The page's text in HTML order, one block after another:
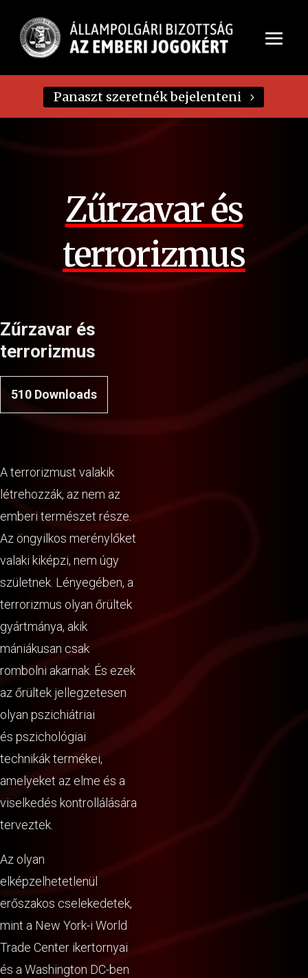
Panaszt szeretnék bejelenteni
Zűrzavar és
terrorizmus
Zűrzavar és
terrorizmus
510 Downloads
A terrorizmust valakik
létrehozzák, az nem az
emberi természet része.
Az öngyilkos merénylőket
valaki kiképzi, nem úgy
születnek. Lényegében, a
terrorizmus olyan őrültek
gyártmánya, akik
mániákusan csak
rombolni akarnak. És ezek
az őrültek jellegzetesen
olyan pszichiátriai
és pszichológiai
technikák termékei,
amelyeket az elme és a
viselkedés kontrollálására
terveztek.
Az olyan
elképzelhetetlenül
erőszakos cselekedetek,
mint a New York-i World
Trade Center ikertornyai
és a Washington DC-ben